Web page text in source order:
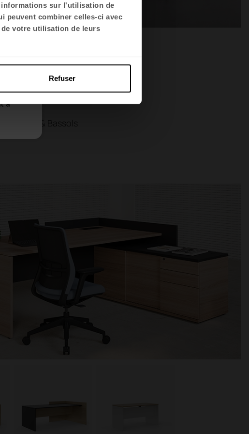
informations sur l'utilisation de
peuvent combiner celles-ci avec
votre utilisation de leurs
Refuser
by Ramos & Bassols
à